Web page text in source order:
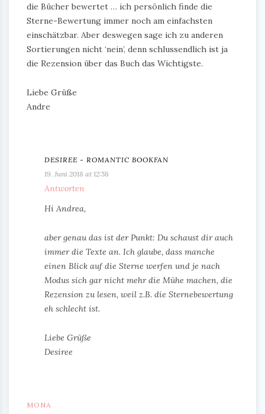
die Bücher bewertet … ich persönlich finde die
Sterne-Bewertung immer noch am einfachsten
einschätzbar. Aber deswegen sage ich zu anderen
Sortierungen nicht ‘nein’, denn schlussendlich ist ja
die Rezension über das Buch das Wichtigste.
Liebe Grüße
Andre
DESIREE - ROMANTIC BOOKFAN
19. Juni 2018 at 12:58
Antworten
Hi Andrea,
aber genau das ist der Punkt: Du schaust dir auch
immer die Texte an. Ich glaube, dass manche
einen Blick auf die Sterne werfen und je nach
Modus sich gar nicht mehr die Mühe machen, die
Rezension zu lesen, weil z.B. die Sternebewertung
eh schlecht ist.
Liebe Grüße
Desiree
MONA